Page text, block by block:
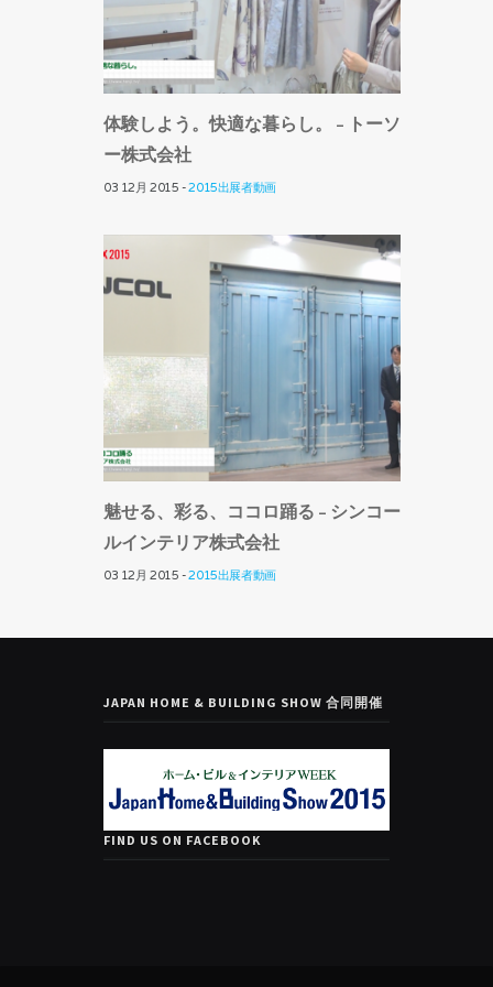
体験しよう。快適な暮らし。 – トーソ
ー株式会社
03 12月 2015 -2015出展者動画
魅せる、彩る、ココロ踊る – シンコー
ルインテリア株式会社
03 12月 2015 -2015出展者動画
JAPAN HOME & BUILDING SHOW 合同開催
FIND US ON FACEBOOK